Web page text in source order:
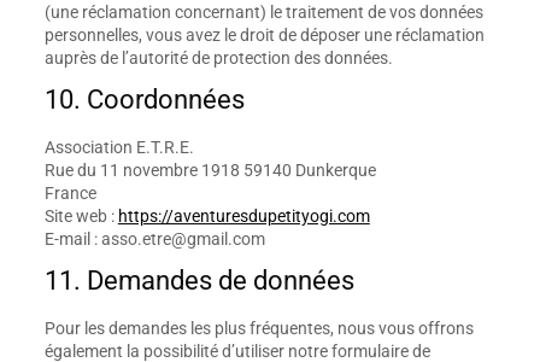
(une réclamation concernant) le traitement de vos données
personnelles, vous avez le droit de déposer une réclamation
auprès de l’autorité de protection des données.
10. Coordonnées
Association E.T.R.E.
Rue du 11 novembre 1918 59140 Dunkerque
France
Site web : https://aventuresdupetityogi.com
E-mail :asso.etre@gmail.com
11. Demandes de données
Pour les demandes les plus fréquentes, nous vous offrons
également la possibilité d’utiliser notre formulaire de